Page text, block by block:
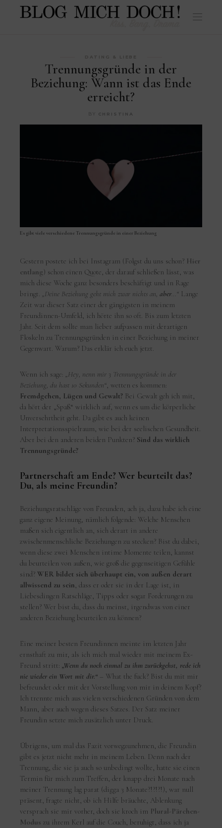
DATING & LIEBE
Trennungsgründe in der
Beziehung: Wann ist das Ende
erreicht?
BY CHRISTINA
Es gibt viele verschiedene Trennungsgründe in einer Beziehung
Gestern postete ich bei Instagram (Folgst du uns schon? Hier
entlang) schon einen Quote, der darauf schließen lässt, was
mich diese Woche ganz besonders beschäftigt und in Rage
bringt.„Deine Beziehung geht mich zwar nichts an,aber …“ Lange
Zeit war dieser Satz einer der gängigsten in meinem
Freundinnen-Umfeld, ich hörte ihn so oft. Bis zum letzten
Jahr. Seit dem sollte man lieber aufpassen mit derartigen
Floskeln zu Trennungsgründen in einer Beziehung in meiner
Gegenwart. Warum? Das erklär ich euch jetzt.
Wenn ich sage:„Hey, nenn mir 3 Trennungsgründe in der
Beziehung, du hast 10 Sekunden“, wetten es kommen:
Fremdgehen, Lügen und Gewalt? Bei Gewalt geh ich mit,
da hört der „Spaß“ wirklich auf, wenn es um die körperliche
Unversehrtheit geht. Da gibt es auch keinen
Interpretationsspielraum, wie bei der seelischen Gesundheit.
Aber bei den anderen beiden Punkten? Sind das wirklich
Trennungsgründe?
Partnerschaft am Ende? Wer beurteilt das?
Du, als meine Freundin?
Beziehungsratschläge von Freunden, ach ja, dazu habe ich eine
ganz eigene Meinung, nämlich folgende: Welche Menschen
maßen sich eigentlich an, sich derart in andere
zwischenmenschliche Beziehungen zu stecken? Bist du dabei,
wenn diese zwei Menschen intime Momente teilen, kannst
du beurteilen von außen, wie groß die gegenseitigen Gefühle
sind? WER bildet sich überhaupt ein, von außen derart
allwissend zu sein, dass er oder sie in der Lage ist, in
Liebesdingen Ratschläge, Tipps oder sogar Forderungen zu
stellen? Wer bist du, dass du meinst, irgendwas von einer
anderen Beziehung beurteilen zu können?
Eine meiner besten Freundinnen meinte im letzten Jahr
ernsthaft zu mir, als ich mich mal wieder mit meinem Ex-
Freund stritt:„Wenn du noch einmal zu ihm zurückgehst, rede ich
nie wieder ein Wort mit dir.“ – What the fuck? Bist du mit mir
befreundet oder mit der Vorstellung von mir in deinem Kopf?
Ich trennte mich aus vielen verschiedenen Gründen von dem
Mann, aber auch wegen dieses Satzes. Der Satz meiner
Freundin setzte mich zusätzlich unter Druck.
Übrigens, um mal das Fazit vorwegzunehmen, die Freundin
gibt es jetzt nicht mehr in meinem Leben. Denn nach der
Trennung, die sie ja auch so unbedingt wollte, hatte sie einen
Termin für mich zum Treffen, der knapp drei Monate nach
meiner Trennung lag parat (digga 3 Monate?!?!?!), war null
präsent, fragte nicht, ob ich Hilfe bräuchte, Ablenkung
versprach sie mir vorher, doch sie kroch im Plural-Pärchen-
Modus zu ihrem Kerl auf die Couch, beruhigt, dass ich ja